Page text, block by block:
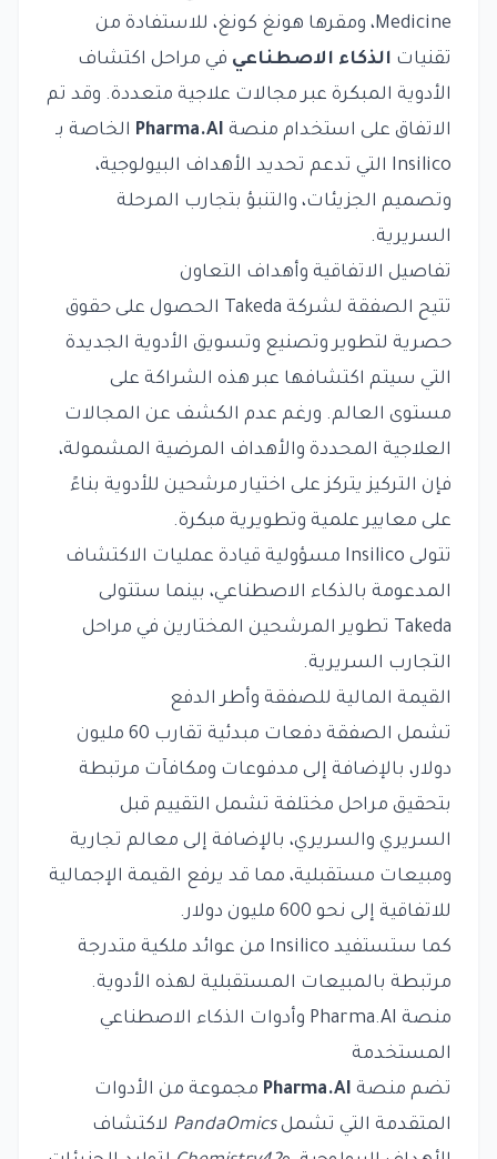
Medicine، ومقرها هونغ كونغ، للاستفادة من
تقنيات الذكاء الاصطناعي في مراحل اكتشاف
الأدوية المبكرة عبر مجالات علاجية متعددة. وقد تم
الاتفاق على استخدام منصة Pharma.AI الخاصة بـ
Insilico التي تدعم تحديد الأهداف البيولوجية،
وتصميم الجزيئات، والتنبؤ بتجارب المرحلة
السريرية.
تفاصيل الاتفاقية وأهداف التعاون
تتيح الصفقة لشركة Takeda الحصول على حقوق
حصرية لتطوير وتصنيع وتسويق الأدوية الجديدة
التي سيتم اكتشافها عبر هذه الشراكة على
مستوى العالم. ورغم عدم الكشف عن المجالات
العلاجية المحددة والأهداف المرضية المشمولة،
فإن التركيز يتركز على اختيار مرشحين للأدوية بناءً
على معايير علمية وتطويرية مبكرة.
تتولى Insilico مسؤولية قيادة عمليات الاكتشاف
المدعومة بالذكاء الاصطناعي، بينما ستتولى
Takeda تطوير المرشحين المختارين في مراحل
التجارب السريرية.
القيمة المالية للصفقة وأطر الدفع
تشمل الصفقة دفعات مبدئية تقارب 60 مليون
دولار، بالإضافة إلى مدفوعات ومكافآت مرتبطة
بتحقيق مراحل مختلفة تشمل التقييم قبل
السريري والسريري، بالإضافة إلى معالم تجارية
ومبيعات مستقبلية، مما قد يرفع القيمة الإجمالية
للاتفاقية إلى نحو 600 مليون دولار.
كما ستستفيد Insilico من عوائد ملكية متدرجة
مرتبطة بالمبيعات المستقبلية لهذه الأدوية.
منصة Pharma.AI وأدوات الذكاء الاصطناعي
المستخدمة
تضم منصة Pharma.AI مجموعة من الأدوات
المتقدمة التي تشملPandaOmics لاكتشاف